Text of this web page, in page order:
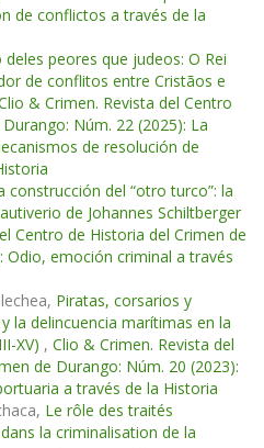
de conflictos a través de la
deles peores que judeos: O Rei
de conflitos entre Cristãos e
& Crimen. Revista del Centro
Núm. 22 (2025): La
de resolución de
construcción del “otro turco”: la
de Johannes Schiltberger
Centro de Historia del Crimen de
Odio, emoción criminal a través
Piratas, corsarios y
la delincuencia marítimas en la
XV) , Clio & Crimen. Revista del
de Durango: Núm. 20 (2023):
a través de la Historia
Le rôle des traités
la criminalisation de la